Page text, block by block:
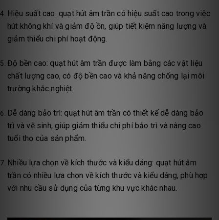
Hiệu suất cao: quạt hút âm trần có hiệu suất cao trong việc
hút không khí và giảm độ ồn, giúp tiết kiệm năng lượng và
giảm thiểu chi phí hoạt động.
Độ bền cao: quạt hút âm trần được làm bằng các vật liệu
chất lượng cao, có độ bền cao và khả năng chống lại môi
trường khắc nghiệt.
Dễ dàng bảo trì: quạt hút âm trần có thiết kế dễ dàng bảo
trì và vệ sinh, giúp giảm thiểu chi phí bảo trì và nâng cao
tuổi thọ của sản phẩm.
Nhiều lựa chọn về kích thước và kiểu dáng: quạt hút âm
trần có nhiều lựa chọn về kích thước và kiểu dáng, phù hợp
với nhu cầu sử dụng của từng khu vực khác nhau.